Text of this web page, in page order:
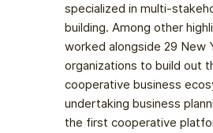
specialized in multi-
building. Among other
worked alongside 29 New
organizations to build out
cooperative business
undertaking business
the first cooperative